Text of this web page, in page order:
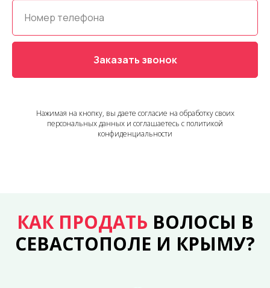
Заказать звонок
Нажимая на кнопку, вы даете согласие на обработку своих
персональных данных и соглашаетесь с политикой
конфиденциальности
КАК ПРОДАТЬ ВОЛОСЫ В
СЕВАСТОПОЛЕ И КРЫМУ?